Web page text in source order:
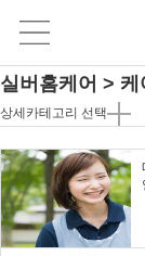
실버홈케어 > 케
상세카테고리 선택